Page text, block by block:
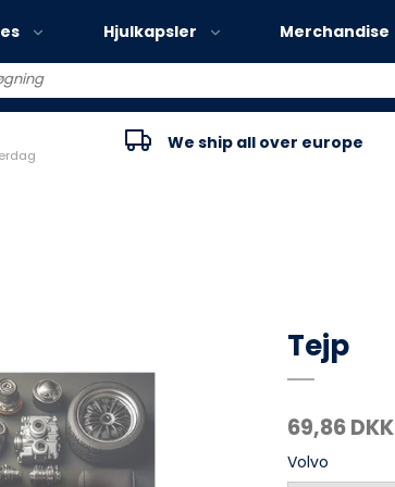
Volvo EX30
Hjulkapsler Merchandise
We ship all over europe
Tejp
69,86 DKK
Volvo